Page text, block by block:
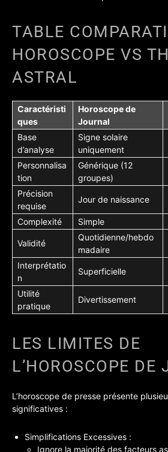
TABLE
HOROSCOPE VS
ASTRAL
Caractéristi
ques
Horoscope de
Journal
Base
d’analyse
Signe solaire
uniquement
Personnalisa
tion
Générique (12
groupes)
Précision
requise
Jour de naissance
Complexité
Simple
Validité
Quotidienne/hebdo
madaire
Interprétatio
n
Superficielle
Utilité
pratique
Divertissement
LES LIMITES DE
L’HOROSCOPE DE
L’horoscope de presse présente
significatives :
Simplifications Excessives :
Ignore la majorité des facteurs